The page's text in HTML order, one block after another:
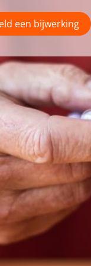
een bijwerking